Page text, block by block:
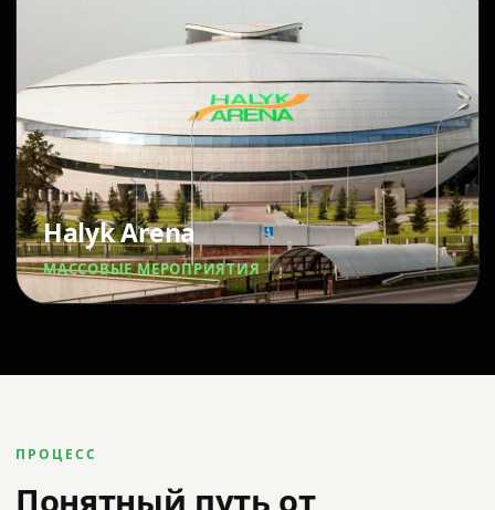
Halyk Arena
МАССОВЫЕ МЕРОПРИЯТИЯ
ПРОЦЕСС
Понятный путь от